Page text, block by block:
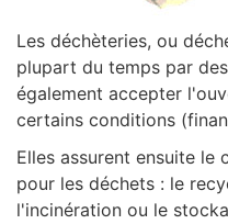
Les déchèteries, ou
plupart du temps par
également accepter
certains conditions
Elles assurent ensuite le
pour les déchets : le
l'incinération ou le